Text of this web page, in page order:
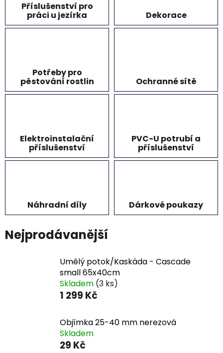
Příslušenství pro
práci u jezírka Dekorace
Potřeby pro
pěstování rostlin Ochranné sítě
Elektroinstalační
příslušenství
PVC-U potrubí a
příslušenství
Náhradní díly Dárkové poukazy
Nejprodávanější
Umělý potok/Kaskáda - Cascade
small 65x40cm
Skladem (3 ks)
1 299 Kč
Objímka 25-40 mm nerezová
Skladem
29 Kč